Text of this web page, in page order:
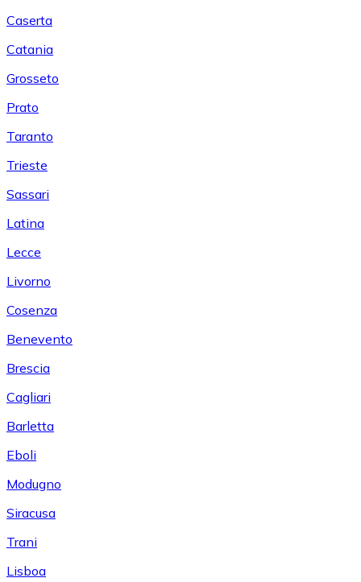
Caserta
Catania
Grosseto
Prato
Taranto
Trieste
Sassari
Latina
Lecce
Livorno
Cosenza
Benevento
Brescia
Cagliari
Barletta
Eboli
Modugno
Siracusa
Trani
Lisboa